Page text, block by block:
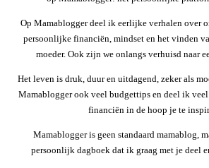
Op Mamablogger deel ik eerlijke verhalen over
persoonlijke financiën, mindset en het vinden
moeder. Ook zijn we onlangs verhuisd naar
Het leven is druk, duur en uitdagend, zeker als
Mamablogger ook veel budgettips en deel ik
financiën in de hoop je te
Mamablogger is geen standaard mamablog,
persoonlijk dagboek dat ik graag met je deel